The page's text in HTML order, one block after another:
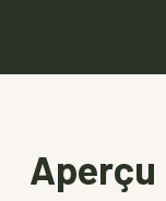
Aperçu